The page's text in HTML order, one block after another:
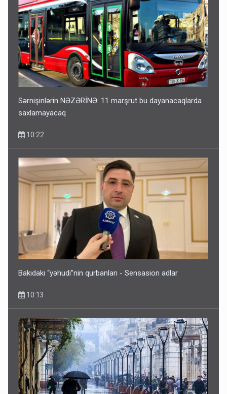
Sərnişinlərin NƏZƏRİNƏ: 11 marşrut bu dayanacaqlarda
saxlamayacaq
10:22
Bakıdakı “yəhudi”nin qurbanları - Sensasion adlar
10:13